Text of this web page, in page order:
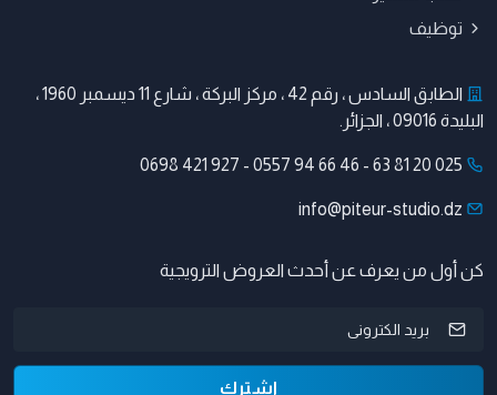
توظيف
الطابق السادس ، رقم 42 ، مركز البركة ، شارع 11 ديسمبر 1960 ،
البليدة 09016 ، الجزائر.
025 20 81 63
-
0557 94 66 46
-
0698 421 927
info@piteur-studio.dz
كن أول من يعرف عن أحدث العروض الترويجية
اشترك